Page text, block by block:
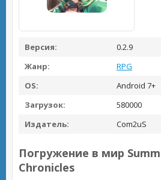
Версия:
0.2.9
Жанр:
RPG
OS:
Android 7+
Загрузок:
580000
Издатель:
Com2uS
Погружение в мир
Chronicles